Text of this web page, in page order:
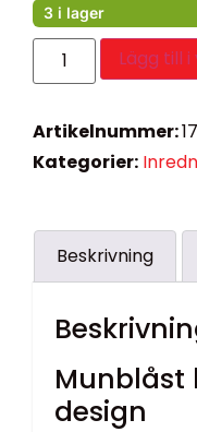
3 i lager
Lägg till
Artikelnummer:
Kategorier:
Beskrivning
Munblåst
design